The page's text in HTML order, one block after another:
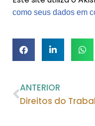
como seus dados em
ANTERIOR